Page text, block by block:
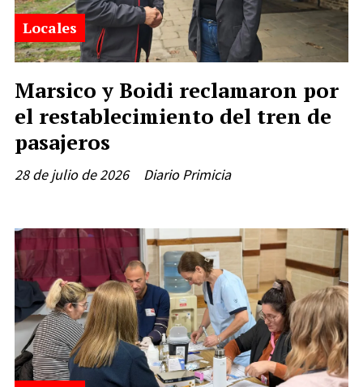
Marsico y Boidi reclamaron por
el restablecimiento del tren de
pasajeros
Diario Primicia
Locales
28 de julio de 2026